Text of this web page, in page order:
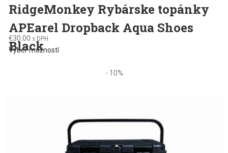
RidgeMonkey Rybárske topánky
APEarel Dropback Aqua Shoes
Black
€30.00 s DPH
Výber možnostíThis
options
may
- 10%